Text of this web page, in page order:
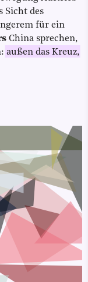
Sicht des
für ein
China sprechen,
außen das Kreuz,